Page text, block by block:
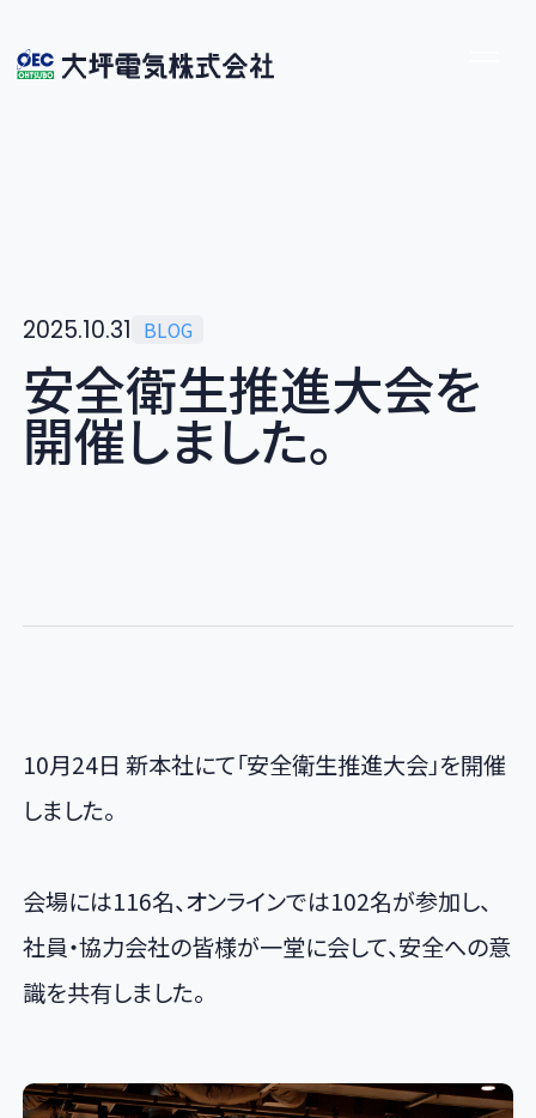
2025.10.31 BLOG
安全衛生推進大会を
開催しました。
10月24日 新本社にて「安全衛生推進大会」を開催
しました。
会場には116名、オンラインでは102名が参加し、
社員・協力会社の皆様が一堂に会して、安全への意
識を共有しました。